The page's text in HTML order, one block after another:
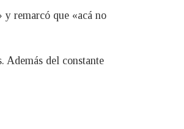
y remarcó que «acá no
Además del constante